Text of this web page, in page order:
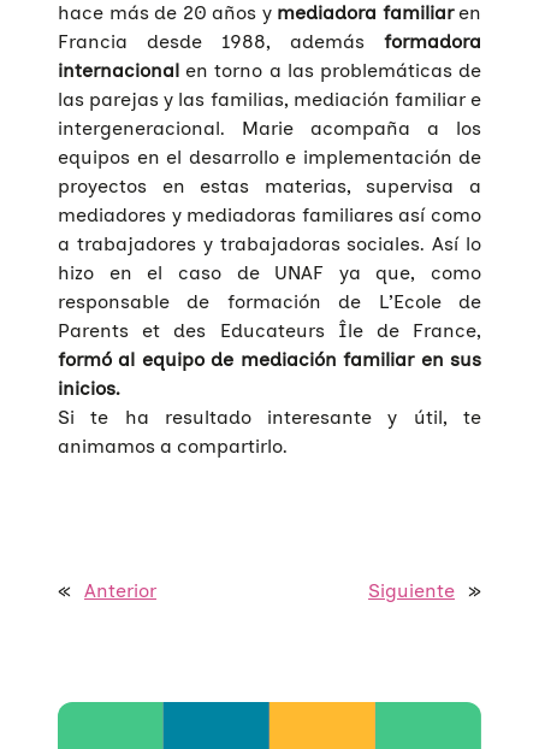
hace más de 20 años y mediadora familiaren
Francia desde 1988, además formadora
internacional en torno a las problemáticas de
las parejas y las familias, mediación familiar e
intergeneracional. Marie acompaña a los
equipos en el desarrollo e implementación de
proyectos en estas materias, supervisa a
mediadores y mediadoras familiares así como
a trabajadores y trabajadoras sociales. Así lo
hizo en el caso de UNAF ya que, como
responsable de formación de L’Ecole de
Parents et des Educateurs Île de France,
formó al equipo de mediación familiar en sus
inicios.
Si te ha resultado interesante y útil, te
animamos a compartirlo.
« Anterior Siguiente »